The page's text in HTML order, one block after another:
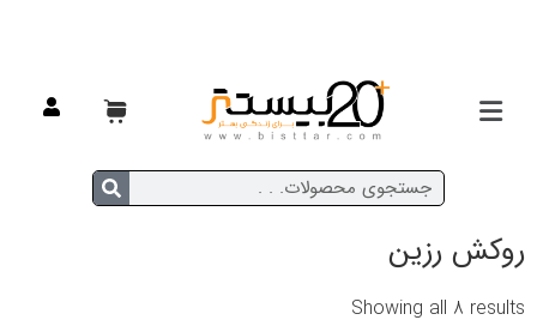
/ محصول جنس / روکش رزین
روکش رزین
Showing all 8 results